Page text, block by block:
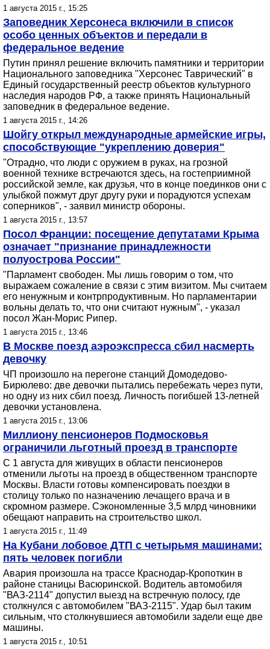
1 августа 2015 г., 15:25
Заповедник Херсонеса включили в список
особо ценных объектов и передали в
федеральное ведение
Путин принял решение включить памятники и территории
Национального заповедника "Херсонес Таврический" в
Единый государственный реестр объектов культурного
наследия народов РФ, а также принять Национальный
заповедник в федеральное ведение.
1 августа 2015 г., 14:26
Шойгу открыл международные армейские игры,
способствующие "укреплению доверия"
"Отрадно, что люди с оружием в руках, на грозной
военной технике встречаются здесь, на гостеприимной
российской земле, как друзья, что в конце поединков они с
улыбкой пожмут друг другу руки и порадуются успехам
соперников", - заявил министр обороны.
1 августа 2015 г., 13:57
Посол Франции: посещение депутатами Крыма
означает "признание принадлежности
полуострова России"
"Парламент свободен. Мы лишь говорим о том, что
выражаем сожаление в связи с этим визитом. Мы считаем
его ненужным и контрпродуктивным. Но парламентарии
вольны делать то, что они считают нужным", - указал
посол Жан-Морис Рипер.
1 августа 2015 г., 13:46
В Москве поезд аэроэкспресса сбил насмерть
девочку
ЧП произошло на перегоне станций Домодедово-
Бирюлево: две девочки пытались перебежать через пути,
но одну из них сбил поезд. Личность погибшей 13-летней
девочки установлена.
1 августа 2015 г., 13:06
Миллиону пенсионеров Подмосковья
ограничили льготный проезд в транспорте
С 1 августа для живущих в области пенсионеров
отменили льготы на проезд в общественном транспорте
Москвы. Власти готовы компенсировать поездки в
столицу только по назначению лечащего врача и в
скромном размере. Сэкономленные 3,5 млрд чиновники
обещают направить на строительство школ.
1 августа 2015 г., 11:49
На Кубани лобовое ДТП с четырьмя машинами:
пять человек погибли
Авария произошла на трассе Краснодар-Кропоткин в
районе станицы Васюринской. Водитель автомобиля
"ВАЗ-2114" допустил выезд на встречную полосу, где
столкнулся с автомобилем "ВАЗ-2115". Удар был таким
сильным, что столкнувшиеся автомобили задели еще две
машины.
1 августа 2015 г., 10:51